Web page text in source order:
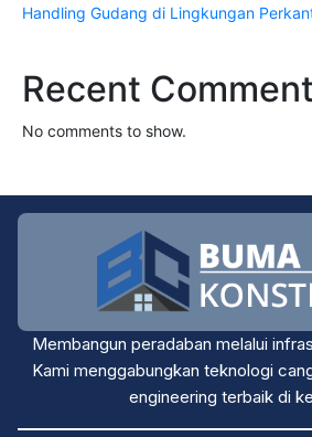
Handling Gudang di Lingkungan
Recent
No comments to show.
Membangun peradaban melalui
Kami menggabungkan teknologi
engineering terbaik di